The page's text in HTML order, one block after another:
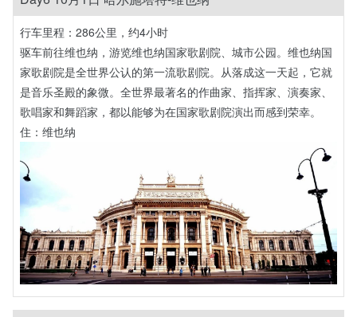
行车里程：286公里，约4小时
驱车前往维也纳，游览维也纳国家歌剧院、城市公园。维也纳国
家歌剧院是全世界公认的第一流歌剧院。从落成这一天起，它就
是音乐圣殿的象微。全世界最著名的作曲家、指挥家、演奏家、
歌唱家和舞蹈家，都以能够为在国家歌剧院演出而感到荣幸。
住：维也纳